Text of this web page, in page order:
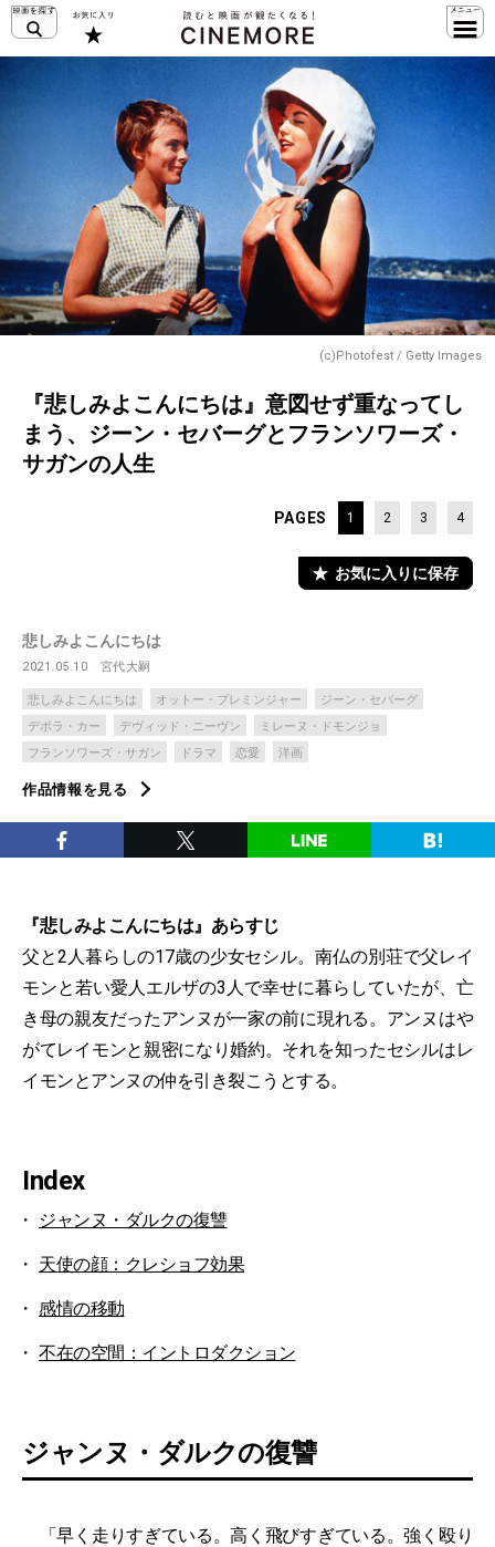
(c)Photofest / Getty Images
『悲しみよこんにちは』意図せず重なってし
まう、ジーン・セバーグとフランソワーズ・
サガンの人生
PAGES 1 2 3 4
お気に入りに保存
悲しみよこんにちは
2021.05.10 宮代大嗣
悲しみよこんにちは オットー・プレミンジャー
ジーン・セバーグ
デボラ・カー
デヴィッド・ニーヴン
ミレーヌ・ドモンジョ
フランソワーズ・サガン
ドラマ 恋愛 洋画
作品情報を見る
『悲しみよこんにちは』あらすじ
父と2人暮らしの17歳の少女セシル。南仏の別荘で父レイ
モンと若い愛人エルザの3人で幸せに暮らしていたが、亡
き母の親友だったアンヌが一家の前に現れる。アンヌはや
がてレイモンと親密になり婚約。それを知ったセシルはレ
イモンとアンヌの仲を引き裂こうとする。
Index
ジャンヌ・ダルクの復讐
天使の顔：クレショフ効果
感情の移動
不在の空間：イントロダクション
ジャンヌ・ダルクの復讐
「早く走りすぎている。高く飛びすぎている。強く殴り